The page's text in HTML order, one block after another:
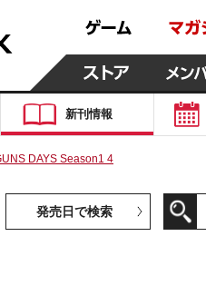
新刊情報
DAYS Season1 4
発売日で検索